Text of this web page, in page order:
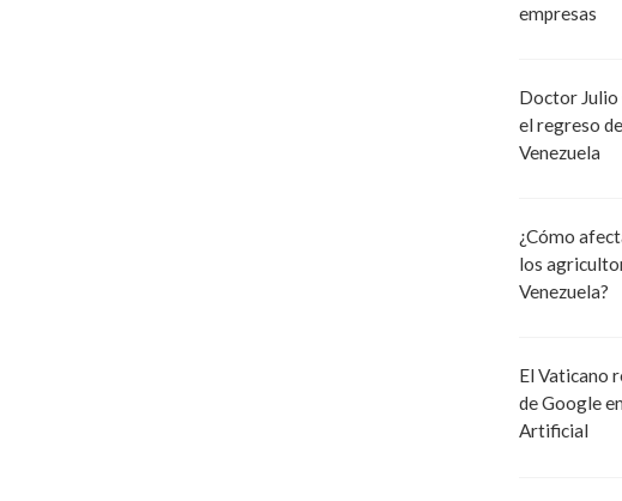
empresas
Doctor Julio
el regreso
Venezuela
¿Cómo
los
Venezuela?
El Vaticano
de Google
Artificial